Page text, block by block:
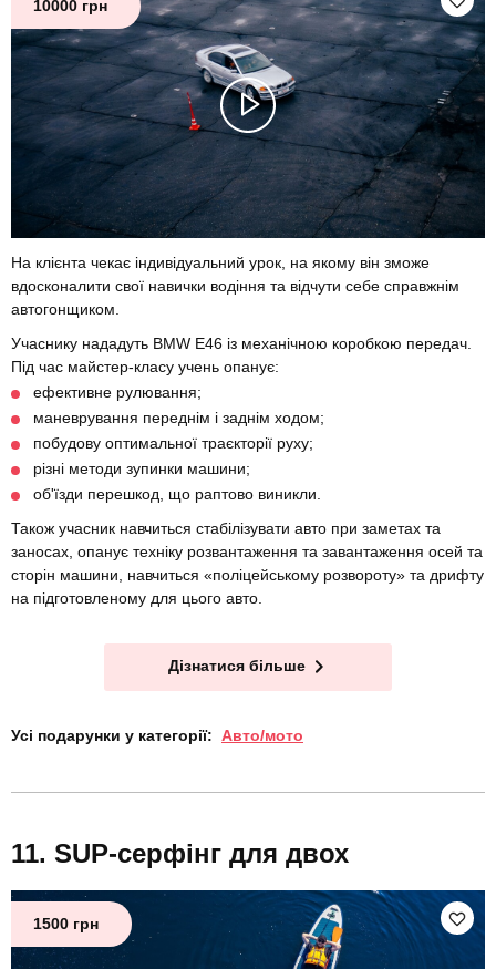
10000 грн
На клієнта чекає індивідуальний урок, на якому він зможе
вдосконалити свої навички водіння та відчути себе справжнім
автогонщиком.
Учаснику нададуть BMW E46 із механічною коробкою передач.
Під час майстер-класу учень опанує:
ефективне рулювання;
маневрування переднім і заднім ходом;
побудову оптимальної траєкторії руху;
різні методи зупинки машини;
об'їзди перешкод, що раптово виникли.
Також учасник навчиться стабілізувати авто при заметах та
заносах, опанує техніку розвантаження та завантаження осей та
сторін машини, навчиться «поліцейському розвороту» та дрифту
на підготовленому для цього авто.
Дізнатися більше
Усі подарунки у категорії: Авто/мото
SUP-серфінг для двох
1500 грн